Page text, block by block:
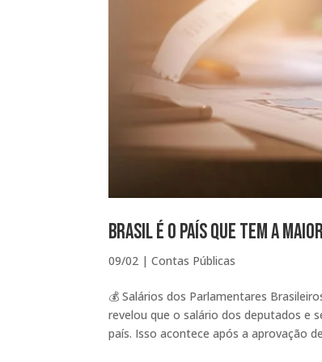
Brasil é o País que Tem a
09/02 |Contas Públicas
💰 Salários dos Parlamentares
revelou que o salário dos deputados e
país. Isso acontece após a aprovação